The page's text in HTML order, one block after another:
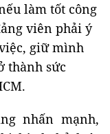
làm tốt công
viên phải ý
giữ mình
thành sức
nhấn mạnh,